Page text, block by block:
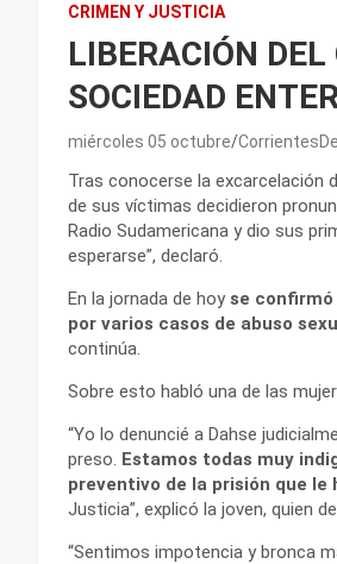
CRIMEN Y JUSTICIA
LIBERACIÓN
SOCIEDAD
miércoles 05 octubre
Tras conocerse la excarcelación
de sus víctimas decidieron
Radio Sudamericana y dio sus
esperarse”, declaró.
En la jornada de hoyse confirmó
por varios casos de abuso
continúa.
Sobre esto habló una de las
“Yo lo denuncié a Dahse
preso. Estamos todas muy
preventivo de la prisión que le
Justicia”, explicó la joven, quien
“Sentimos impotencia y bronca